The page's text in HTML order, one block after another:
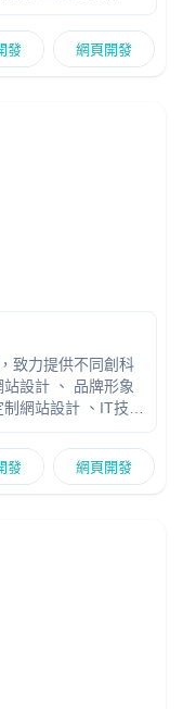
CMS,內容管理更方
發 網頁開發
致力提供不同創科
設計 、 品牌形象
網站設計 、IT技術
設計經驗，為您打
發 網頁開發